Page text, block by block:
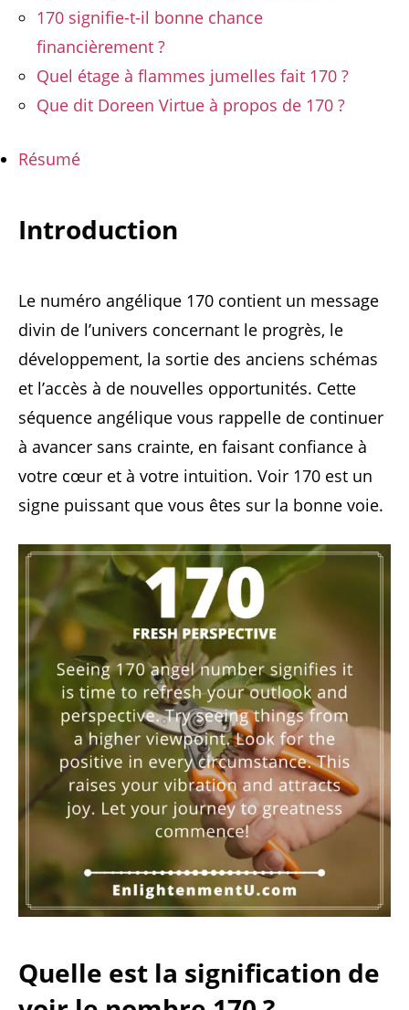
170 signifie-t-il bonne chance
financièrement ?
Quel étage à flammes jumelles fait 170 ?
Que dit Doreen Virtue à propos de 170 ?
Résumé
Introduction
Le numéro angélique 170 contient un message
divin de l’univers concernant le progrès, le
développement, la sortie des anciens schémas
et l’accès à de nouvelles opportunités. Cette
séquence angélique vous rappelle de continuer
à avancer sans crainte, en faisant confiance à
votre cœur et à votre intuition. Voir 170 est un
signe puissant que vous êtes sur la bonne voie.
Quelle est la signification de